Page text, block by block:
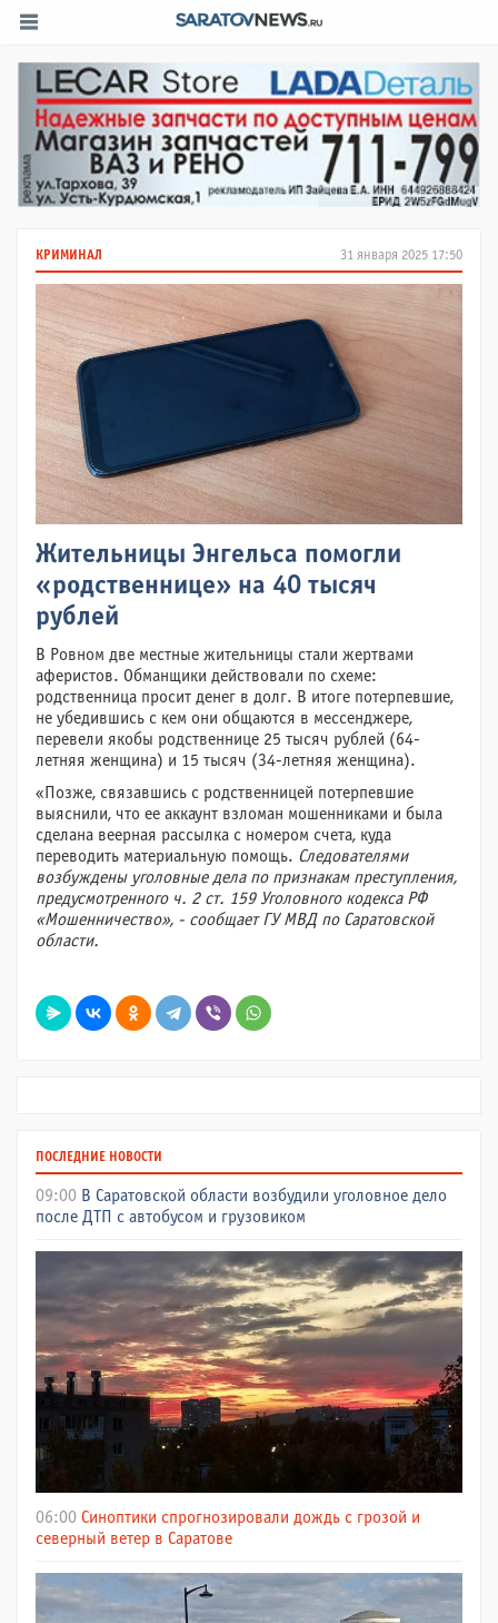
31 января 2025 17:50
КРИМИНАЛ
Жительницы Энгельса помогли
«родственнице» на 40 тысяч
рублей
В Ровном две местные жительницы стали жертвами
аферистов. Обманщики действовали по схеме:
родственница просит денег в долг. В итоге потерпевшие,
не убедившись с кем они общаются в мессенджере,
перевели якобы родственнице 25 тысяч рублей (64-
летняя женщина) и 15 тысяч (34-летняя женщина).
«Позже, связавшись с родственницей потерпевшие
выяснили, что ее аккаунт взломан мошенниками и была
сделана веерная рассылка с номером счета, куда
переводить материальную помощь. Следователями
возбуждены уголовные дела по признакам преступления,
предусмотренного ч. 2 ст. 159 Уголовного кодекса РФ
«Мошенничество», - сообщает ГУ МВД по Саратовской
области.
ПОСЛЕДНИЕ НОВОСТИ
09:00 В Саратовской области возбудили уголовное дело
после ДТП с автобусом и грузовиком
06:00 Синоптики спрогнозировали дождь с грозой и
северный ветер в Саратове